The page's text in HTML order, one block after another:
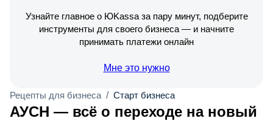
Узнайте главное о ЮKassa за пару минут, подберите
инструменты для своего бизнеса — и начните
принимать платежи онлайн
Мне это нужно
Рецепты для бизнеса / Старт бизнеса
АУСН — всё о переходе на новый